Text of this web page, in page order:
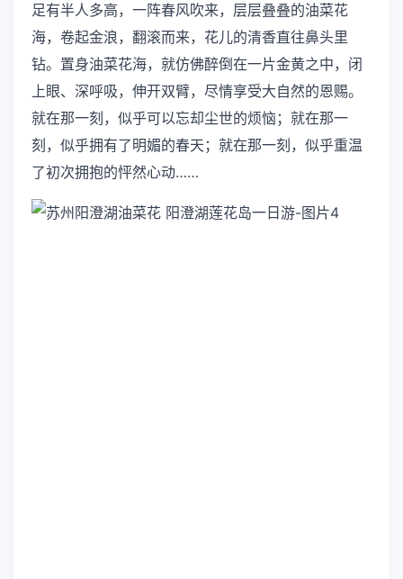
足有半人多高，一阵春风吹来，层层叠叠的油菜花
海，卷起金浪，翻滚而来，花儿的清香直往鼻头里
钻。置身油菜花海，就仿佛醉倒在一片金黄之中，闭
上眼、深呼吸，伸开双臂，尽情享受大自然的恩赐。
就在那一刻，似乎可以忘却尘世的烦恼；就在那一
刻，似乎拥有了明媚的春天；就在那一刻，似乎重温
了初次拥抱的怦然心动……